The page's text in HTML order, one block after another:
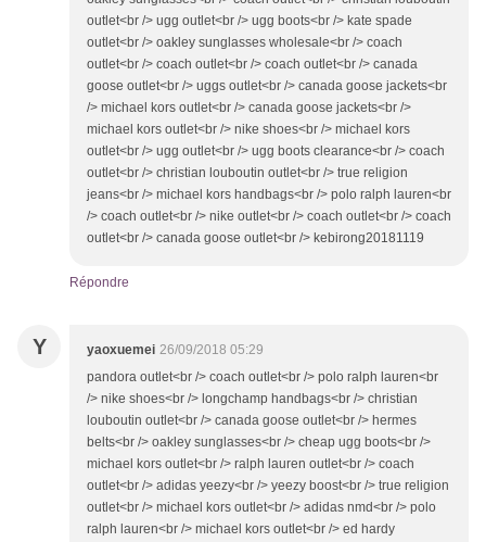
outlet<br /> ugg outlet<br /> ugg boots<br /> kate spade
outlet<br /> oakley sunglasses wholesale<br /> coach
outlet<br /> coach outlet<br /> coach outlet<br /> canada
goose outlet<br /> uggs outlet<br /> canada goose jackets<br
/> michael kors outlet<br /> canada goose jackets<br />
michael kors outlet<br /> nike shoes<br /> michael kors
outlet<br /> ugg outlet<br /> ugg boots clearance<br /> coach
outlet<br /> christian louboutin outlet<br /> true religion
jeans<br /> michael kors handbags<br /> polo ralph lauren<br
/> coach outlet<br /> nike outlet<br /> coach outlet<br /> coach
outlet<br /> canada goose outlet<br /> kebirong20181119
Répondre
Y yaoxuemei 26/09/2018 05:29
pandora outlet<br /> coach outlet<br /> polo ralph lauren<br
/> nike shoes<br /> longchamp handbags<br /> christian
louboutin outlet<br /> canada goose outlet<br /> hermes
belts<br /> oakley sunglasses<br /> cheap ugg boots<br />
michael kors outlet<br /> ralph lauren outlet<br /> coach
outlet<br /> adidas yeezy<br /> yeezy boost<br /> true religion
outlet<br /> michael kors outlet<br /> adidas nmd<br /> polo
ralph lauren<br /> michael kors outlet<br /> ed hardy